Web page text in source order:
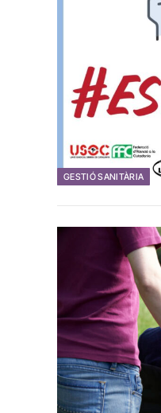
GESTIÓ SANITÀRIA